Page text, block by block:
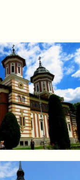
okruh - hory,
Transylvánii